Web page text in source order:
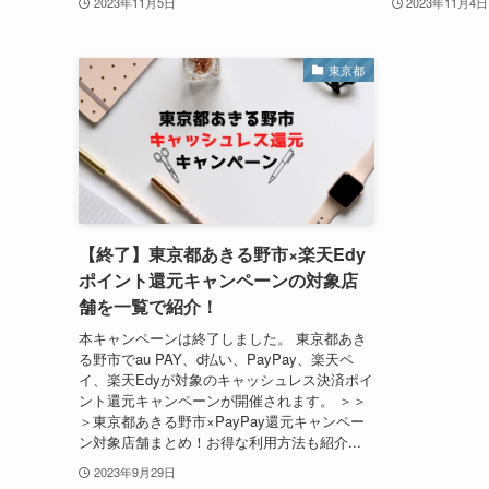
東京都
【終了】東京都あきる野市×楽天Edy
ポイント還元キャンペーンの対象店
舗を一覧で紹介！
本キャンペーンは終了しました。 東京都あき
る野市でau PAY、d払い、PayPay、楽天ペ
イ、楽天Edyが対象のキャッシュレス決済ポイ
ント還元キャンペーンが開催されます。 ＞＞
＞東京都あきる野市×PayPay還元キャンペー
ン対象店舗まとめ！お得な利用方法も紹介...
2023年9月29日